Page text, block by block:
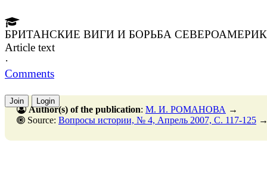
БРИТАНСКИЕ ВИГИ И БОРЬБА
Article text
·
Comments
Join Login
Author(s) of the publication: М. И. РОМАНОВА →
Source: Вопросы истории, № 4, Апрель 2007, C. 117-125